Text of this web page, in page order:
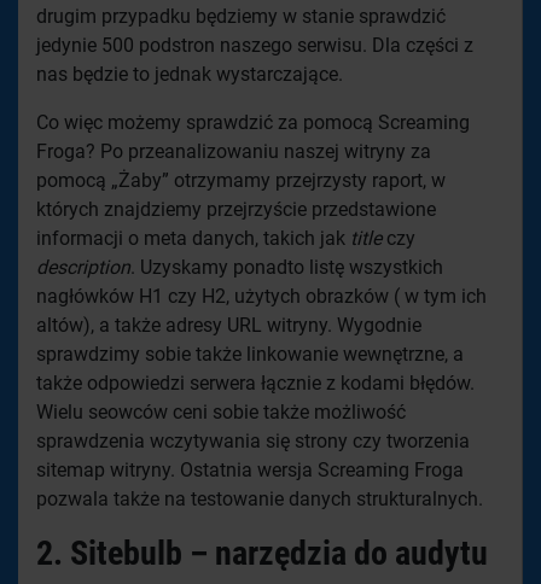
drugim przypadku będziemy w stanie sprawdzić
jedynie 500 podstron naszego serwisu. Dla części z
nas będzie to jednak wystarczające.
Co więc możemy sprawdzić za pomocą Screaming
Froga? Po przeanalizowaniu naszej witryny za
pomocą „Żaby” otrzymamy przejrzysty raport, w
których znajdziemy przejrzyście przedstawione
informacji o meta danych, takich jak titleczy
description. Uzyskamy ponadto listę wszystkich
nagłówków H1 czy H2, użytych obrazków ( w tym ich
altów), a także adresy URL witryny. Wygodnie
sprawdzimy sobie także linkowanie wewnętrzne, a
także odpowiedzi serwera łącznie z kodami błędów.
Wielu seowców ceni sobie także możliwość
sprawdzenia wczytywania się strony czy tworzenia
sitemap witryny. Ostatnia wersja Screaming Froga
pozwala także na testowanie danych strukturalnych.
2. Sitebulb – narzędzia do audytu